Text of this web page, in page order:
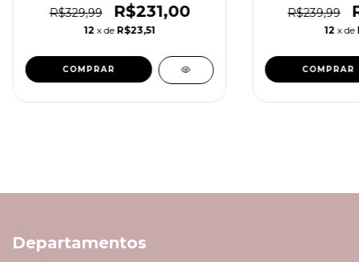
R$329,99 R$231,00
12 x de R$23,51
COMPRAR
R$239,99
12 x de
COMPRAR
Departamentos